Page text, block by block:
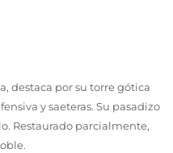
destaca por su torre gótica
y saeteras. Su pasadizo
Restaurado parcialmente,